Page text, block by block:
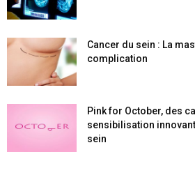
Cancer du sein : La
complication
Pink for October, des
sensibilisation
sein